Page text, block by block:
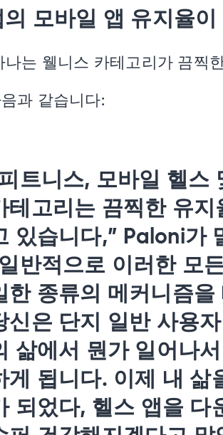
의 모바일 앱 유지율이
나는 웰니스 카테고리가 끔찍
과 같습니다:
트니스, 모바일 헬스
테고리는 끔찍한 유지
있습니다,” Paloni가
반적으로 이러한 모
한 종류의 메커니즘을
신은 단지 일반 사용
삶에서 뭔가 일어나
게 됩니다. 이제 내 삶
되었다, 헬스 앱을 다